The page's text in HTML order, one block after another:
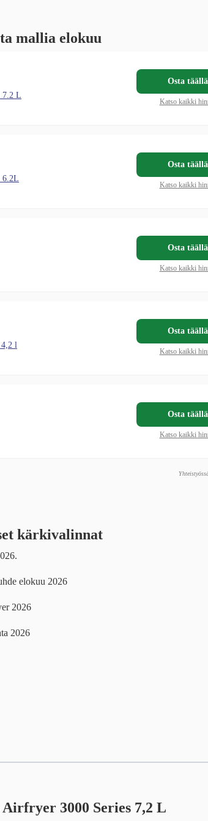
mallia elokuu
7.2 L
Osta täällä
Katso kaikki
6.2L
Osta täällä
Katso kaikki
Osta täällä
Katso kaikki
4,2 l
Osta täällä
Katso kaikki
Osta täällä
Katso kaikki
kärkivalinnat
elokuu 2026
2026
2026
3000 Series 7,2 L